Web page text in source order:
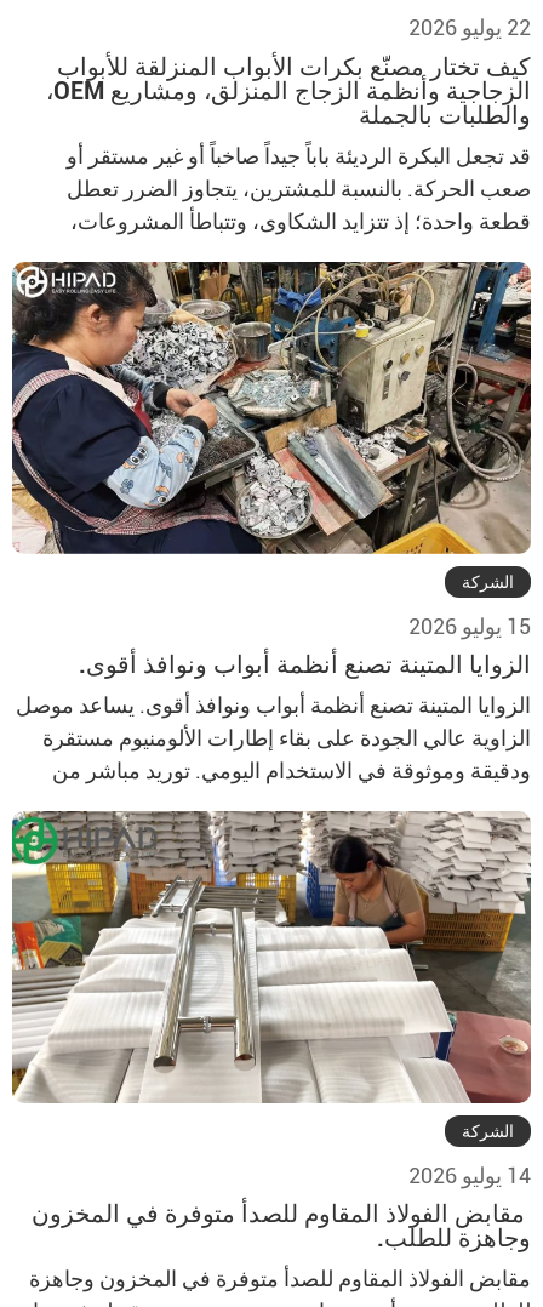
22 يوليو 2026
كيف تختار مصنّع بكرات الأبواب المنزلقة للأبواب
الزجاجية وأنظمة الزجاج المنزلق، ومشاريع OEM،
والطلبات بالجملة
قد تجعل البكرة الرديئة باباً جيداً صاخباً أو غير مستقر أو
صعب الحركة. بالنسبة للمشترين، يتجاوز الضرر تعطل
قطعة واحدة؛ إذ تتزايد الشكاوى، وتتباطأ المشروعات،
وملاءمة النظام، وإجراءات الاختبار، والقدرة على التوريد قبل
تقديم طلب بالجملة.
الشركة
15 يوليو 2026
الزوايا المتينة تصنع أنظمة أبواب ونوافذ أقوى.
الزوايا المتينة تصنع أنظمة أبواب ونوافذ أقوى. يساعد موصل
الزاوية عالي الجودة على بقاء إطارات الألومنيوم مستقرة
ودقيقة وموثوقة في الاستخدام اليومي. توريد مباشر من
هيكل متين مصمم لوصل محكم وتجميع إطار مستقر.
مناسب لأبواب الألومنيوم، ونوافذ الألومنيوم، والأنظمة
المنزلقة، والأبواب و[…]
الشركة
14 يوليو 2026
مقابض الفولاذ المقاوم للصدأ متوفرة في المخزون
وجاهزة للطلب.
مقابض الفولاذ المقاوم للصدأ متوفرة في المخزون وجاهزة